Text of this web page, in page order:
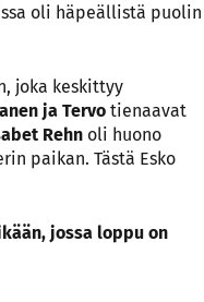
oli häpeällistä puolin
joka keskittyy
ja Tervo tienaavat
Rehn oli huono
paikan. Tästä Esko
jossa loppu on